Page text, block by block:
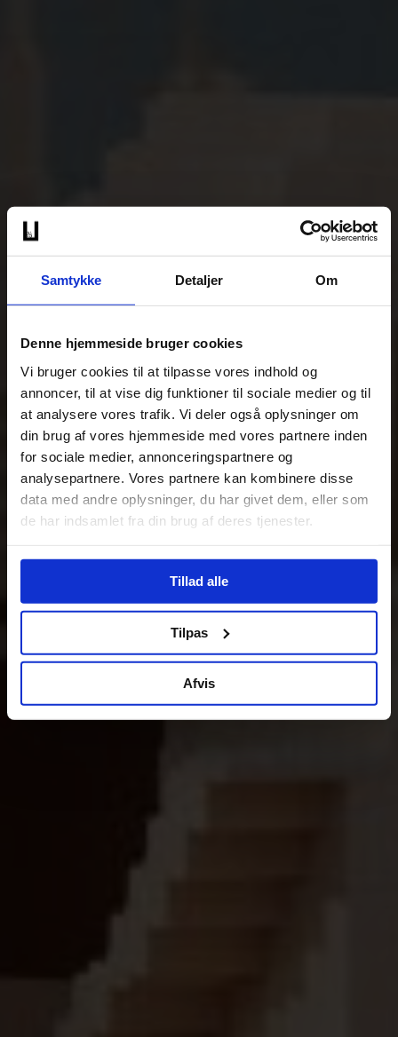
Samtykke Detaljer Om
Denne hjemmeside bruger cookies
Vi bruger cookies til at tilpasse vores indhold og
annoncer, til at vise dig funktioner til sociale medier og til
at analysere vores trafik. Vi deler også oplysninger om
din brug af vores hjemmeside med vores partnere inden
for sociale medier, annonceringspartnere og
analysepartnere. Vores partnere kan kombinere disse
data med andre oplysninger, du har givet dem, eller som
de har indsamlet fra din brug af deres tjenester.
Tillad alle
Tilpas
Afvis